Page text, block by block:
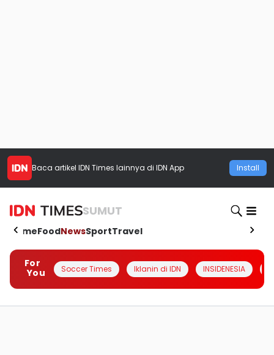
Baca artikel IDN Times lainnya di IDN App Install
SUMUT
HomeFoodNewsSportTravel
For
You
Soccer Times Iklanin di IDN INSIDENESIA